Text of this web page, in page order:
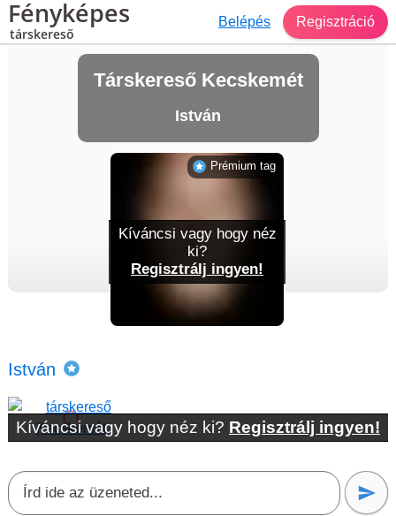
Fényképes
társkereső
Belépés Regisztráció
Társkereső Kecskemét
István
István
Kíváncsi vagy hogy néz ki? Regisztrálj ingyen!
Kíváncsi vagy hogy néz
ki?
Regisztrálj ingyen!
Prémium tag